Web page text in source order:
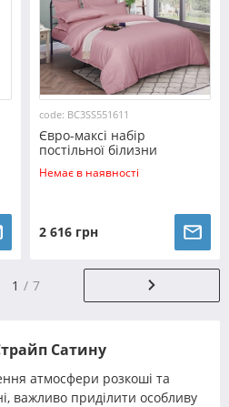
code: BC3SS551611
Євро-максі набір
постільної білизни
200*220 з Страйп Сатину з
простирадлом на резинці
Немає в наявності
2 616 грн
1 7
Сатину
атмосфери розкоші та
важливо приділити особливу